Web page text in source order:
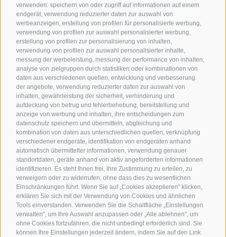
verwenden: speichern von oder zugriff auf informationen auf einem
endgerät, verwendung reduzierter daten zur auswahl von
werbeanzeigen, erstellung von profilen für personalisierte werbung,
verwendung von profilen zur auswahl personalisierter werbung,
erstellung von profilen zur personalisierung von inhalten,
verwendung von profilen zur auswahl personalisierter inhalte,
messung der werbeleistung, messung der performance von inhalten,
analyse von zielgruppen durch statistiken oder kombinationen von
daten aus verschiedenen quellen, entwicklung und verbesserung
der angebote, verwendung reduzierter daten zur auswahl von
inhalten, gewährleistung der sicherheit, verhinderung und
aufdeckung von betrug und fehlerbehebung, bereitstellung und
anzeige von werbung und inhalten, ihre entscheidungen zum
datenschutz speichern und übermitteln, abgleichung und
kombination von daten aus unterschiedlichen quellen, verknüpfung
verschiedener endgeräte, identifikation von endgeräten anhand
automatisch übermittelter informationen, verwendung genauer
standortdaten, geräte anhand von aktiv angeforderten informationen
identifizieren. Es steht Ihnen frei, Ihre Zustimmung zu erteilen, zu
verweigern oder zu widerrufen, ohne dass dies zu wesentlichen
Einschränkungen führt. Wenn Sie auf „Cookies akzeptieren" klicken,
erklären Sie sich mit der Verwendung von Cookies und ähnlichen
Tools einverstanden. Verwenden Sie die Schaltfläche „Einstellungen
verwalten", um Ihre Auswahl anzupassen oder „Alle ablehnen", um
ohne Cookies fortzufahren, die nicht unbedingt erforderlich sind. Sie
können Ihre Einstellungen jederzeit ändern, indem Sie auf den Link